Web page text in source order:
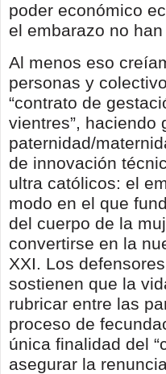
poder económico
el embarazo no
Al menos eso
personas y
“contrato de
vientres”, haciendo
paternidad/
de innovación
ultra católicos: el
modo en el que
del cuerpo de la
convertirse en la
XXI. Los
sostienen que la
rubricar entre las
proceso de
única finalidad del
asegurar la